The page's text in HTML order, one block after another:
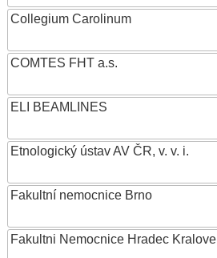
Collegium Carolinum
COMTES FHT a.s.
ELI BEAMLINES
Etnologický ústav AV ČR, v. v. i.
Fakultní nemocnice Brno
Fakultni Nemocnice Hradec Kralove